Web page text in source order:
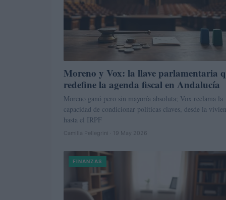
Moreno y Vox: la llave parlamentaria
redefine la agenda fiscal en Andalucía
Moreno ganó pero sin mayoría absoluta; Vox reclama la
capacidad de condicionar políticas claves, desde la
hasta el IRPF
Camilla Pellegrini · 19 May 2026
FINANZAS